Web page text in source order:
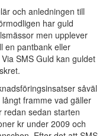
och anledningen till
har guld
men upplever
en pantbank eller
SMS Guld kan guldet
såväl
framme vad gäller
redan sedan starten
kr under 2009 och